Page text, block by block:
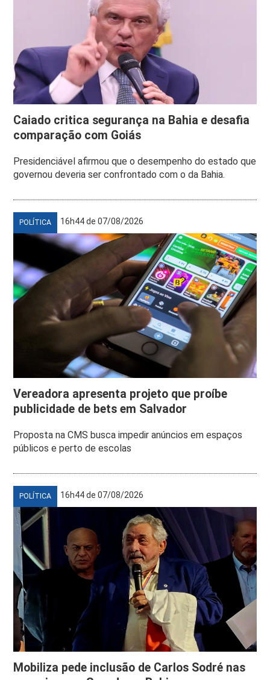
Caiado critica segurança na Bahia e desafia
comparação com Goiás
Presidenciável afirmou que o desempenho do estado que
governou deveria ser confrontado com o da Bahia.
POLÍTICA 16h44 de 07/08/2026
Vereadora apresenta projeto que proíbe
publicidade de bets em Salvador
Proposta na CMS busca impedir anúncios em espaços
públicos e perto de escolas
POLÍTICA 16h44 de 07/08/2026
Mobiliza pede inclusão de Carlos Sodré nas